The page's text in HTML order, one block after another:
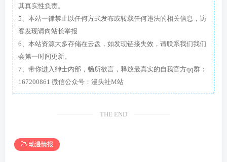
其真实性负责。
5、本站一律禁止以任何方式发布或转载任何违法的相关信息，访
客发现请向站长举报
6、本站资源大多存储在云盘，如发现链接失效，请联系我们我们
会第一时间更新。
7、带你进入绅士内部，畅所欲言，释放最真实的自我官方qq群：
167200861 微信公众号：漫头社M站
THE END
动漫情报